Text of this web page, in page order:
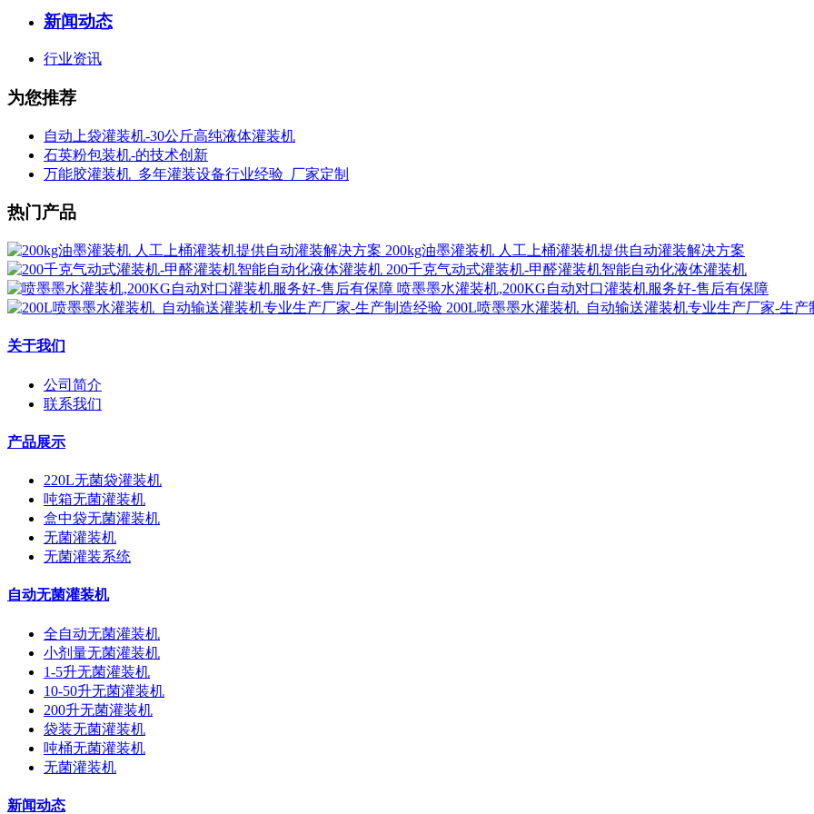
新闻动态
行业资讯
为您推荐
自动上袋灌装机-30公斤高纯液体灌装机
石英粉包装机-的技术创新
万能胶灌装机_多年灌装设备行业经验_厂家定制
热门产品
200kg油墨灌装机 人工上桶灌装机提供自动灌装解决方案
200千克气动式灌装机-甲醛灌装机智能自动化液体灌装机
喷墨墨水灌装机,200KG自动对口灌装机服务好-售后有保障
200L喷墨墨水灌装机_自动输送灌装机专业生产厂家-生产
关于我们
公司简介
联系我们
产品展示
220L无菌袋灌装机
吨箱无菌灌装机
盒中袋无菌灌装机
无菌灌装机
无菌灌装系统
自动无菌灌装机
全自动无菌灌装机
小剂量无菌灌装机
1-5升无菌灌装机
10-50升无菌灌装机
200升无菌灌装机
袋装无菌灌装机
吨桶无菌灌装机
无菌灌装机
新闻动态